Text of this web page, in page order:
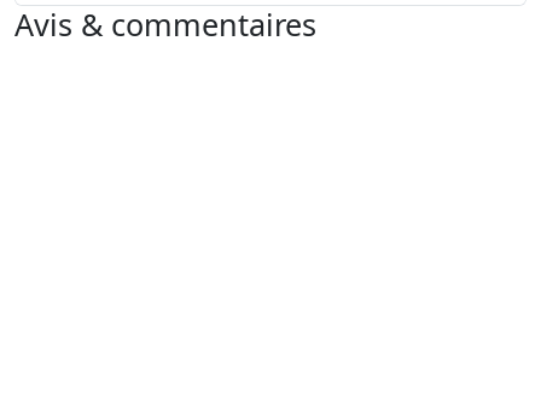
Avis & commentaires